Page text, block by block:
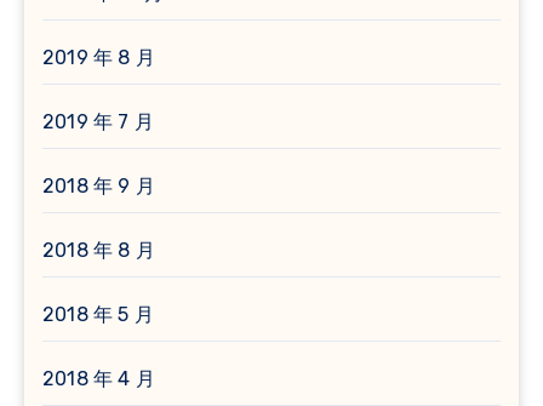
2019 年 8 月
2019 年 7 月
2018 年 9 月
2018 年 8 月
2018 年 5 月
2018 年 4 月